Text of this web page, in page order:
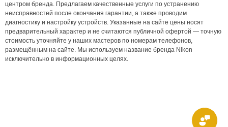
центром бренда. Предлагаем качественные услуги по устранению
неисправностей после окончания гарантии, а также проводим
диагностику и настройку устройств. Указанные на сайте цены носят
предварительный характер и не считаются публичной офертой — точную
стоимость уточняйте у наших мастеров по номерам телефонов,
размещённым на сайте. Мы используем название бренда Nikon
исключительно в информационных целях.